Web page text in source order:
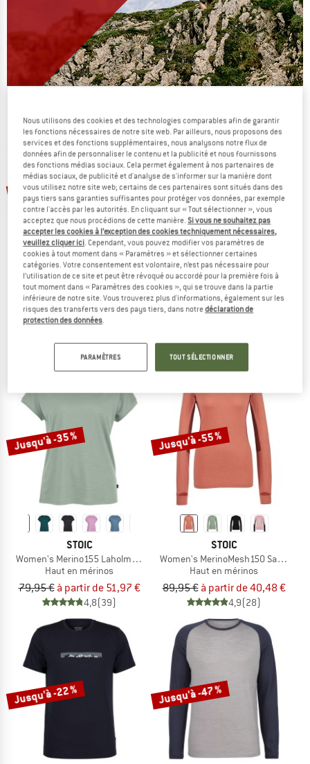
JUSQU'À -60 %
LE DÉSTOCKAGE
Jusqu'à -30 %
STOIC
Women's Merino150 AlsenSt. Hipster
Sous-vêtement mérinos
(82)
Jusqu'à -30 %
STOIC
PerformanceMerino BorgholmSt. T-
T-shirt technique
Jusqu'à -35 %
STOIC
Women's Merino155 LaholmSt. Loose Shirt
Haut en mérinos
79,95 € à partir de 51,97 €
4,8(39)
Jusqu'à -55 %
STOIC
Women's MerinoMesh150 SadjemSt.
Haut en mérinos
89,95 € à partir de 40,48 €
4,9(28)
Jusqu'à -22 % Jusqu'à -47 %
Nous utilisons des cookies et des technologies comparables afin de garantir
les fonctions nécessaires de notre site web. Par ailleurs, nous proposons des
services et des fonctions supplémentaires, nous analysons notre flux de
données afin de personnaliser le contenu et la publicité et nous fournissons
des fonctions médias sociaux. Cela permet également à nos partenaires de
médias sociaux, de publicité et d'analyse de s'informer sur la manière dont
vous utilisez notre site web; certains de ces partenaires sont situés dans des
pays tiers sans garanties suffisantes pour protéger vos données, par exemple
contre l'accès par les autorités. En cliquant sur « Tout sélectionner », vous
acceptez que nous procédions de cette manière.Si vous ne souhaitez pas
accepter les cookies à l’exception des cookies techniquement nécessaires,
veuillez cliquer ici. Cependant, vous pouvez modifier vos paramètres de
cookies à tout moment dans « Paramètres » et sélectionner certaines
catégories. Votre consentement est volontaire, n’est pas nécessaire pour
l’utilisation de ce site et peut être révoqué ou accordé pour la première fois à
tout moment dans « Paramètres des cookies », qui se trouve dans la partie
inférieure de notre site. Vous trouverez plus d'informations, également sur les
risques des transferts vers des pays tiers, dans notredéclaration de
protection des données.
PARAMÈTRES TOUT SÉLECTIONNER